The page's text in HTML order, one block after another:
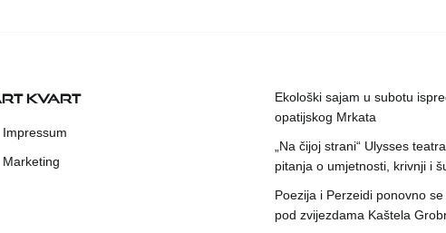
KVART
Impressum
Marketing
Ekološki sajam u subotu
opatijskog Mrkata
„Na čijoj strani“ Ulysses
pitanja o umjetnosti, krivnji i
Poezija i Perzeidi ponovno
pod zvijezdama Kaštela